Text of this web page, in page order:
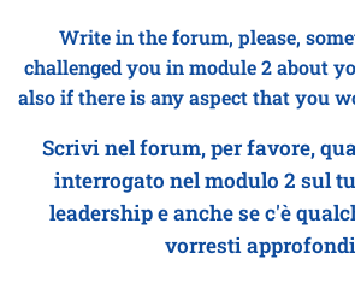
Write in the forum, please,
challengedyou in module 2 about
also if there is any aspect that you
Scrivi nel forum, per favore,
interrogato nel modulo 2 sul
leadershipe anche se c'è
vorresti